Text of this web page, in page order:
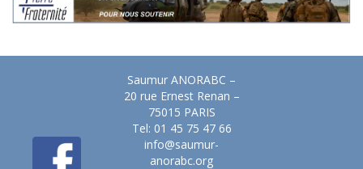
Saumur ANORABC –
20 rue Ernest Renan –
75015 PARIS
Tel: 01 45 75 47 66
info@saumur-
anorabc.org